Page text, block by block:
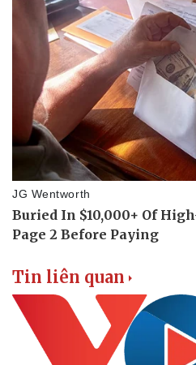
Tin liên quan